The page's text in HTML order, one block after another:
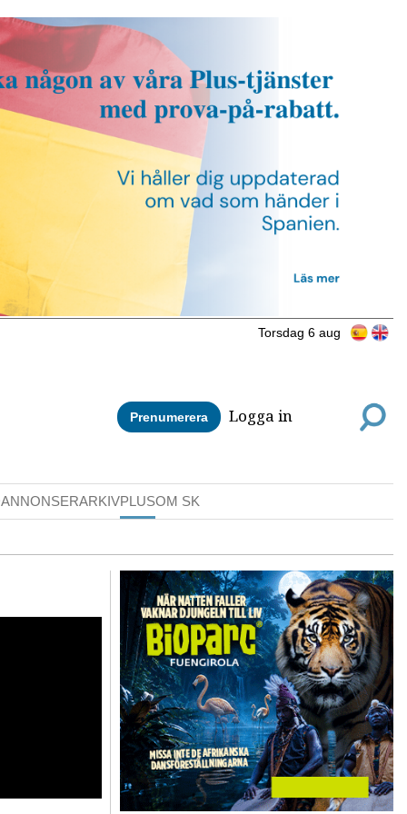
Torsdag 6 aug
Prenumerera Logga in
ARKIVPLUSOM SK